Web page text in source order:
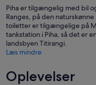
Piha er tilgængelig med bil
Ranges, på den
toiletter er tilgængelige på
tankstation i Piha, så det er
landsbyen Titirangi.
Læs mindre
Oplevelser